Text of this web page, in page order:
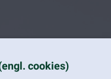
cookies)